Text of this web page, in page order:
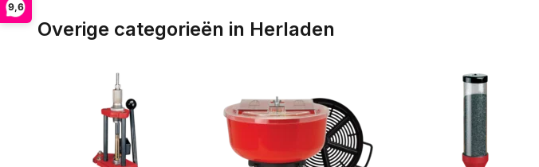
9,6
Overige categorieën in Herladen